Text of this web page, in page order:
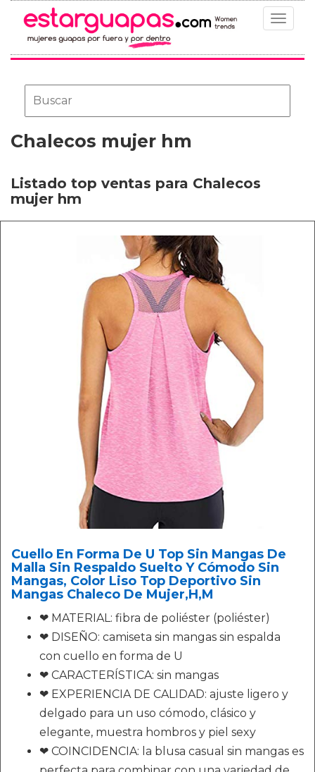
Toggle
Chalecos mujer hm
Listado top ventas para Chalecos
mujer hm
Cuello En Forma De U Top Sin Mangas De
Malla Sin Respaldo Suelto Y Cómodo Sin
Mangas, Color Liso Top Deportivo Sin
Mangas Chaleco De Mujer,H,M
❤ MATERIAL: fibra de poliéster (poliéster)
❤ DISEÑO: camiseta sin mangas sin espalda
con cuello en forma de U
❤ CARACTERÍSTICA: sin mangas
❤ EXPERIENCIA DE CALIDAD: ajuste ligero y
delgado para un uso cómodo, clásico y
elegante, muestra hombros y piel sexy
❤ COINCIDENCIA: la blusa casual sin mangas es